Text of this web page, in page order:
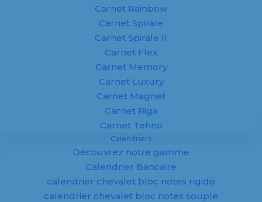
Carnet Rainbow
Carnet Spirale
Carnet Spirale II
Carnet Flex
Carnet Memory
Carnet Luxury
Carnet Magnet
Carnet Riga
Carnet Tehno
Calendriers
Découvrez notre gamme
Calendrier Bancaire
calendrier chevalet bloc notes rigide
calendrier chevalet bloc notes souple
Imprimeur vous accompagne dans la
création de supports publicitaires sur
Agendas, calendriers etcarnets
votre image : offrez à vos clients un support
utile, durable et visible toute l’année.
✔ Impression professionnelle
✔ Adapté aux entreprises
En savoir plus